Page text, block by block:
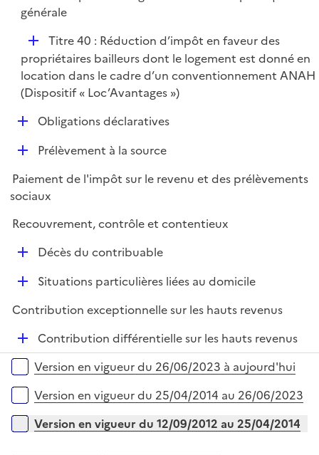
générale
D
é
p
l
e
r
Titre 40 : Réduction d’impôt en faveur des
propriétaires bailleurs dont le logement est donné en
location dans le cadre d’un conventionnement ANAH
(Dispositif « Loc’Avantages »)
D
i
e
r
Obligations déclaratives
D
p
l
i
Prélèvement à la source
Paiement de l'impôt sur le revenu et des prélèvements
sociaux
Recouvrement, contrôle et contentieux
D
i
r
Décès du contribuable
D
p
i
e
Situations particulières liées au domicile
Contribution exceptionnelle sur les hauts revenus
D
é
p
e
Contribution différentielle sur les hauts revenus
Versions sur la période
Version en vigueur du 26/06/2023 à aujourd'hui
Version en vigueur du 25/04/2014 au 26/06/2023
Version en vigueur du 12/09/2012 au 25/04/2014